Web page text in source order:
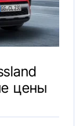
цены